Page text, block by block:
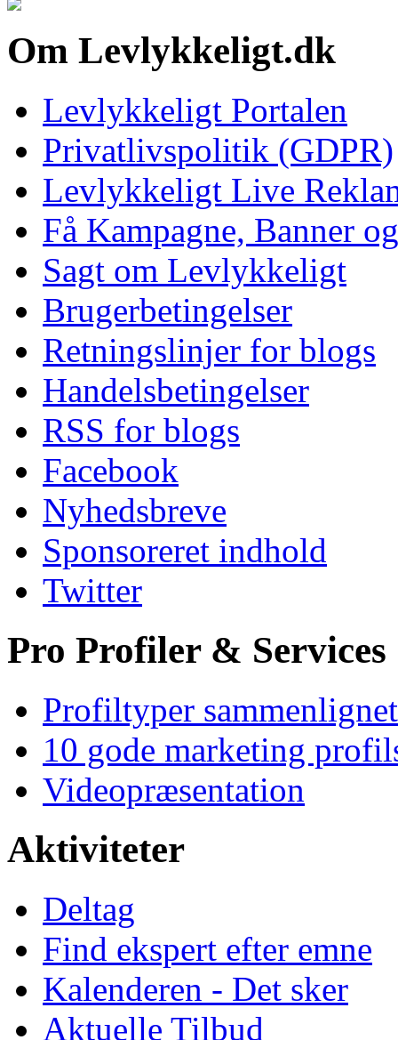
Om Levlykkeligt.dk
Levlykkeligt Portalen
Privatlivspolitik (GDPR)
Levlykkeligt Live
Få Kampagne, Banner
Sagt om Levlykkeligt
Brugerbetingelser
Retningslinjer for blogs
Handelsbetingelser
RSS for blogs
Facebook
Nyhedsbreve
Sponsoreret indhold
Twitter
Pro Profiler & Services
Profiltyper sammenlignet
10 gode marketing
Videopræsentation
Aktiviteter
Deltag
Find ekspert efter emne
Kalenderen - Det sker
Aktuelle Tilbud